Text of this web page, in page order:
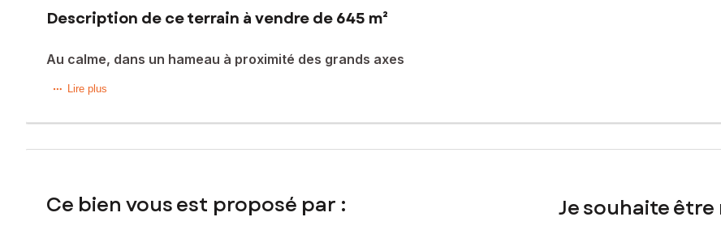
Description de ce terrain à vendre de 645 m²
Au calme, dans un hameau à proximité des grands axes
Au calme, dans un cadre bucolique, venez découvrir ce magnifique terrain !
Situé dans le Hameau Le Village d'Abas, ce terrain vous offre la possibilité de construire une magnifique maison dans un
Aucune contrainte ABF , Toiture terrasse autorisée dans le limite de 30 % du bâti : mixte toiture terrasse et toit 2 pentes
A votre disposition pour toute visite et/ou question!
Lire plus
Ce bien vous est proposé par : Je souhaite